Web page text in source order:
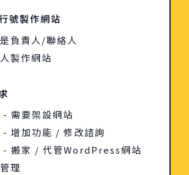
號製作網站
負責人/聯絡人
製作網站
- 需要架設網站
- 增加功能 / 修改諮詢
- 搬家 / 代管WordPress網站
理